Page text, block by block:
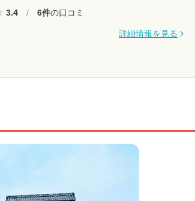
3.4 / 6件の口コミ
詳細情報を見る